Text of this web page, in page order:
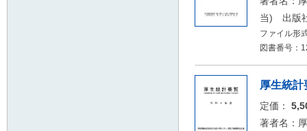
当) 出版
ファイル形
図書番号：
厚生統計
定価：
著者名：